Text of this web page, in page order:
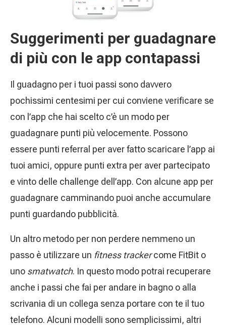
Suggerimenti per guadagnare
di più con le app contapassi
Il guadagno per i tuoi passi sono davvero
pochissimi centesimi per cui conviene verificare se
con l’app che hai scelto c’è un modo per
guadagnare punti più velocemente. Possono
essere punti referral per aver fatto scaricare l’app ai
tuoi amici, oppure punti extra per aver partecipato
e vinto delle challenge dell’app. Con alcune app per
guadagnare camminando puoi anche accumulare
punti guardando pubblicità.
Un altro metodo per non perdere nemmeno un
passo è utilizzare un fitness trackercome FitBit o
uno smatwatch. In questo modo potrai recuperare
anche i passi che fai per andare in bagno o alla
scrivania di un collega senza portare con te il tuo
telefono. Alcuni modelli sono semplicissimi, altri